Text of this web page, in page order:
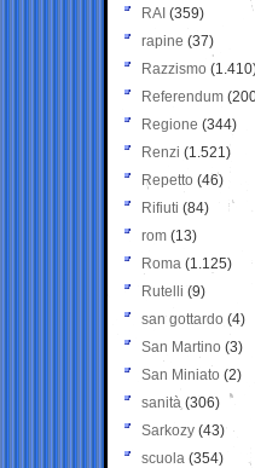
RAI (359)
rapine (37)
Razzismo
Referendum
Regione (344)
Renzi (1.521)
Repetto (46)
Rifiuti (84)
rom (13)
Roma (1.125)
Rutelli (9)
san gottardo (4)
San Martino (3)
San Miniato (2)
sanità (306)
Sarkozy (43)
scuola (354)